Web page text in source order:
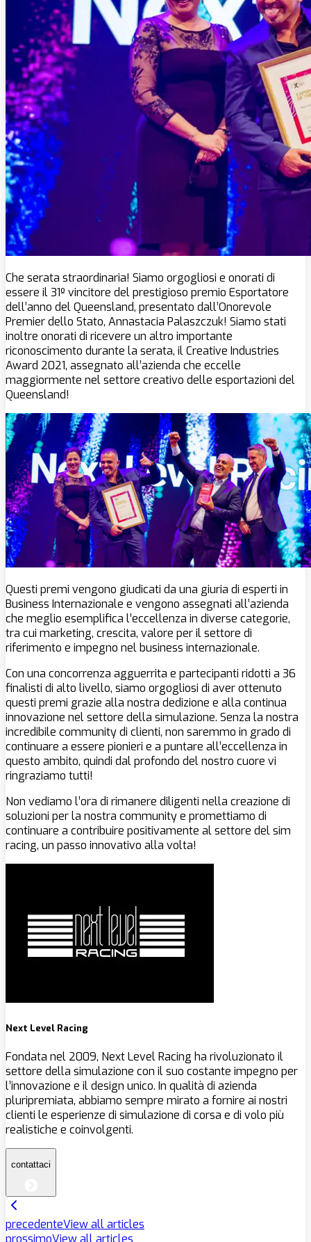
Che serata straordinaria! Siamo orgogliosi e onorati di
essere il 31º vincitore del prestigioso premio Esportatore
dell’anno del Queensland, presentato dall’Onorevole
Premier dello Stato, Annastacia Palaszczuk! Siamo stati
inoltre onorati di ricevere un altro importante
riconoscimento durante la serata, il Creative Industries
Award 2021, assegnato all’azienda che eccelle
maggiormente nel settore creativo delle esportazioni del
Queensland!
Questi premi vengono giudicati da una giuria di esperti in
Business Internazionale e vengono assegnati all’azienda
che meglio esemplifica l’eccellenza in diverse categorie,
tra cui marketing, crescita, valore per il settore di
riferimento e impegno nel business internazionale.
Con una concorrenza agguerrita e partecipanti ridotti a 36
finalisti di alto livello, siamo orgogliosi di aver ottenuto
questi premi grazie alla nostra dedizione e alla continua
innovazione nel settore della simulazione. Senza la nostra
incredibile community di clienti, non saremmo in grado di
continuare a essere pionieri e a puntare all’eccellenza in
questo ambito, quindi dal profondo del nostro cuore vi
ringraziamo tutti!
Non vediamo l’ora di rimanere diligenti nella creazione di
soluzioni per la nostra community e promettiamo di
continuare a contribuire positivamente al settore del sim
racing, un passo innovativo alla volta!
Next Level Racing
Fondata nel 2009, Next Level Racing ha rivoluzionato il
settore della simulazione con il suo costante impegno per
l’innovazione e il design unico. In qualità di azienda
pluripremiata, abbiamo sempre mirato a fornire ai nostri
clienti le esperienze di simulazione di corsa e di volo più
realistiche e coinvolgenti.
contattaci
precedenteView all articles